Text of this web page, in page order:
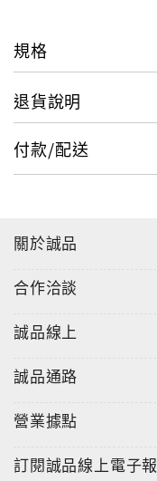
規格
退貨說明
付款/配送
關於誠品
合作洽談
誠品線上
誠品通路
營業據點
訂閱誠品線上電子報